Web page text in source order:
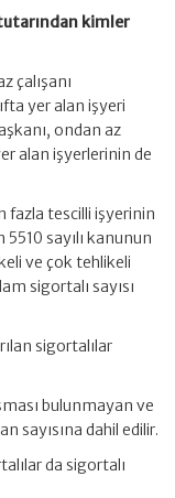
kimler
çalışanı
yer alan işyeri
ondan az
alan işyerlerinin de
fazla tescilli işyerinin
sayılı kanunun
ve çok tehlikeli
sigortalı sayısı
sigortalılar
bulunmayan ve
sayısına dahil edilir.
da sigortalı